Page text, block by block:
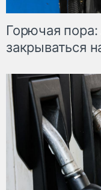
Горючая
закрываться